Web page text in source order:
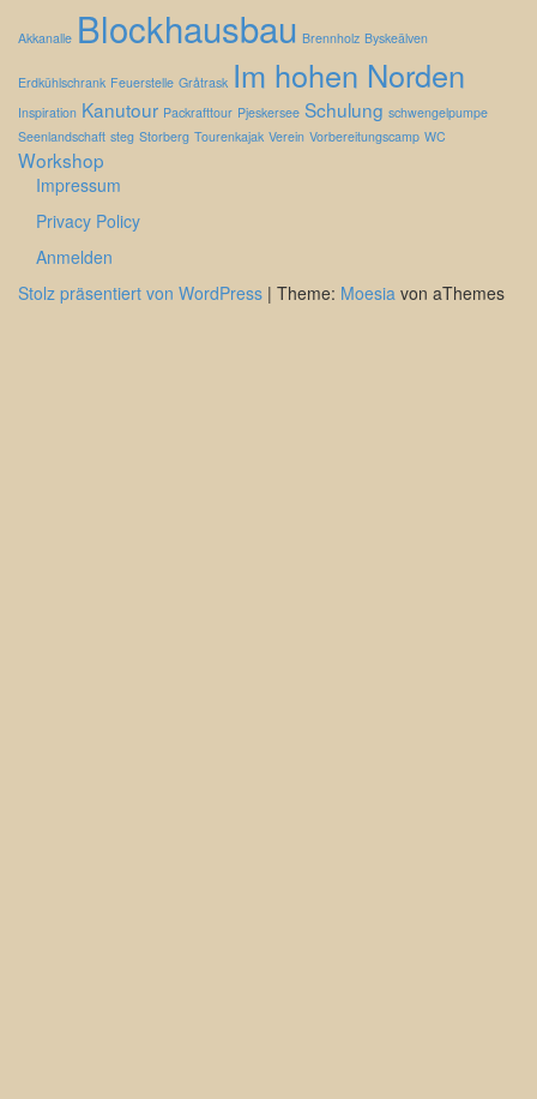
Akkanalle Blockhausbau Brennholz Byskeälven
Erdkühlschrank Feuerstelle Gråtrask Im hohen Norden
Inspiration Kanutour Packrafttour Pjeskersee Schulung schwengelpumpe
Seenlandschaft steg Storberg Tourenkajak Verein Vorbereitungscamp WC
Workshop
Impressum
Privacy Policy
Anmelden
Stolz präsentiert von WordPress | Theme: Moesia von aThemes